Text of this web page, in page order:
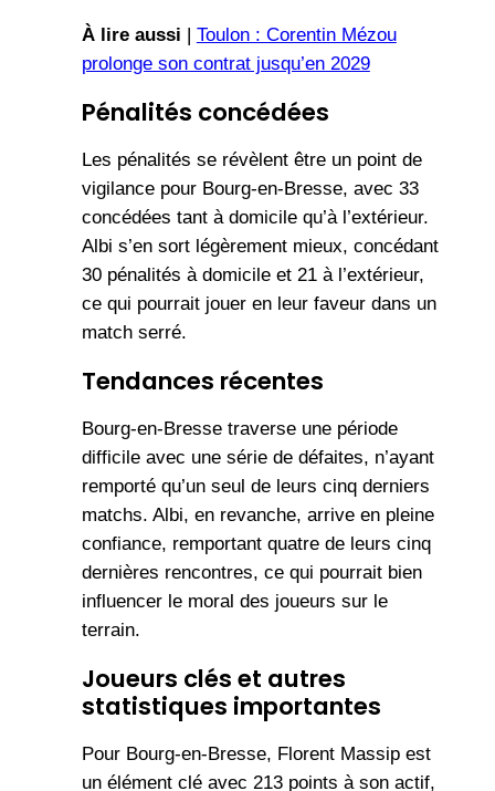
À lire aussi
Toulon : Corentin Mézou
prolonge son contrat jusqu’en 2029
Pénalités concédées
Les pénalités se révèlent être un point de
vigilance pour Bourg-en-Bresse, avec 33
concédées tant à domicile qu’à l’extérieur.
Albi s’en sort légèrement mieux, concédant
30 pénalités à domicile et 21 à l’extérieur,
ce qui pourrait jouer en leur faveur dans un
match serré.
Tendances récentes
Bourg-en-Bresse traverse une période
difficile avec une série de défaites, n’ayant
remporté qu’un seul de leurs cinq derniers
matchs. Albi, en revanche, arrive en pleine
confiance, remportant quatre de leurs cinq
dernières rencontres, ce qui pourrait bien
influencer le moral des joueurs sur le
terrain.
Joueurs clés et autres
statistiques importantes
Pour Bourg-en-Bresse, Florent Massip est
un élément clé avec 213 points à son actif,